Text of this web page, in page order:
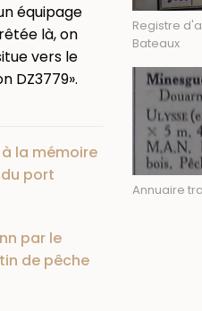
équipage
là, on
vers le
DZ3779».
la mémoire
port
par le
de pêche
Registre
Bateaux
Annuaire